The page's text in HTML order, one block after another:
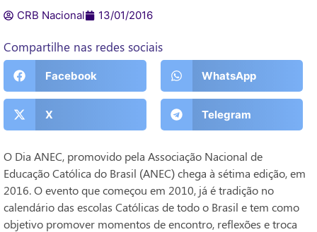
CRB Nacional 13/01/2016
Compartilhe nas redes sociais
Facebook WhatsApp
X Telegram
O Dia ANEC, promovido pela Associação Nacional de
Educação Católica do Brasil (ANEC) chega à sétima edição, em
2016. O evento que começou em 2010, já é tradição no
calendário das escolas Católicas de todo o Brasil e tem como
objetivo promover momentos de encontro, reflexões e troca